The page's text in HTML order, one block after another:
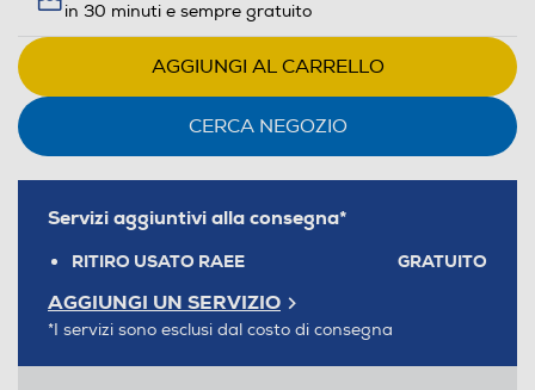
in 30 minuti e sempre gratuito
AGGIUNGI AL CARRELLO
CERCA NEGOZIO
Servizi aggiuntivi alla consegna*
RITIRO USATO RAEE GRATUITO
AGGIUNGI UN SERVIZIO
*I servizi sono esclusi dal costo di consegna